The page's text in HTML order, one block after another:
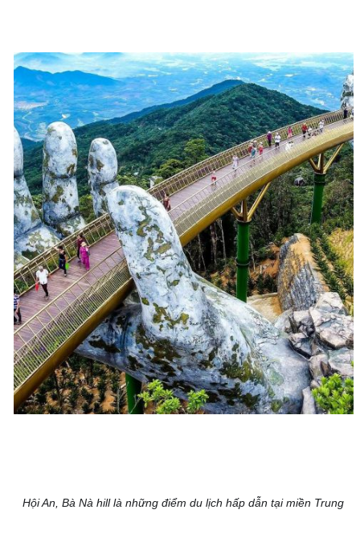
Hội An, Bà Nà hill là những điểm du lịch hấp dẫn tại miền Trung